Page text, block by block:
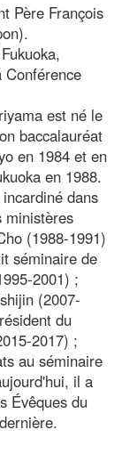
Père François
Conférence
est né le
baccalauréat
en 1984 et en
en 1988.
dans
ministères
(1988-1991)
séminaire de
2001) ;
(2007-
du
2017) ;
au séminaire
il a
Évêques du